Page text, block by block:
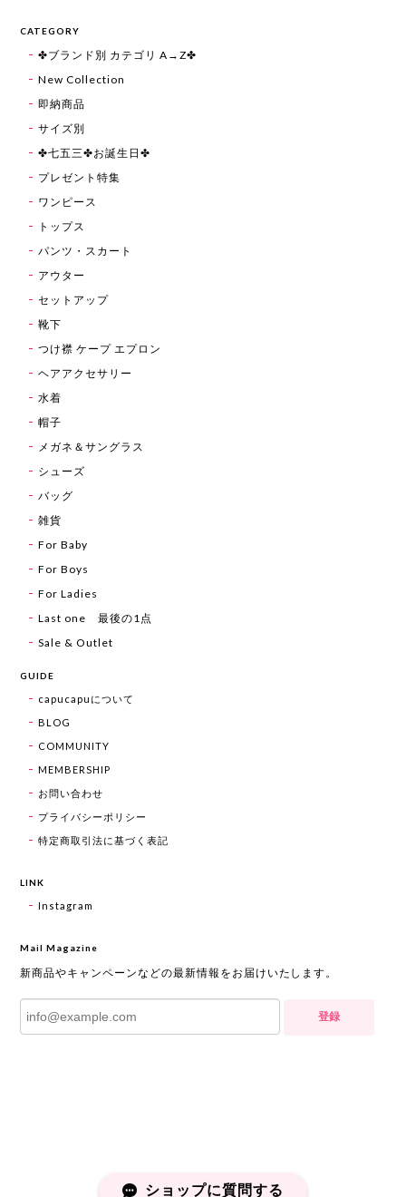
CATEGORY
✤ブランド別 カテゴリ A→Z✤
New Collection
即納商品
サイズ別
✤七五三✤お誕生日✤
プレゼント特集
ワンピース
トップス
パンツ・スカート
アウター
セットアップ
靴下
つけ襟 ケープ エプロン
ヘアアクセサリー
水着
帽子
メガネ＆サングラス
シューズ
バッグ
雑貨
For Baby
For Boys
For Ladies
Last one 最後の1点
Sale & Outlet
GUIDE
capucapuについて
BLOG
COMMUNITY
MEMBERSHIP
お問い合わせ
プライバシーポリシー
特定商取引法に基づく表記
LINK
Instagram
Mail Magazine
新商品やキャンペーンなどの最新情報をお届けいたします。
登録
ショップに質問する